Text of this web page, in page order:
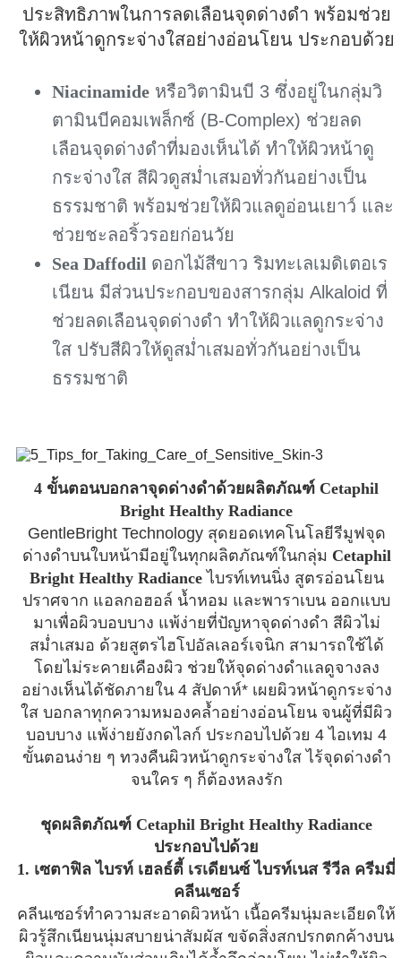
ประสิทธิภาพในการลดเลือนจุดด่างดำ พร้อมช่วย
ให้ผิวหน้าดูกระจ่างใสอย่างอ่อนโยน ประกอบด้วย
Niacinamide หรือวิตามินบี 3 ซึ่งอยู่ในกลุ่มวิ
ตามินบีคอมเพล็กซ์ (B-Complex) ช่วยลด
เลือนจุดด่างดำที่มองเห็นได้ ทำให้ผิวหน้าดู
กระจ่างใส สีผิวดูสม่ำเสมอทั่วกันอย่างเป็น
ธรรมชาติ พร้อมช่วยให้ผิวแลดูอ่อนเยาว์ และ
ช่วยชะลอริ้วรอยก่อนวัย
Sea Daffodil ดอกไม้สีขาว ริมทะเลเมดิเตอเร
เนียน มีส่วนประกอบของสารกลุ่ม Alkaloid ที่
ช่วยลดเลือนจุดด่างดำ ทำให้ผิวแลดูกระจ่าง
ใส ปรับสีผิวให้ดูสม่ำเสมอทั่วกันอย่างเป็น
ธรรมชาติ
4 ขั้นตอนบอกลาจุดด่างดำด้วยผลิตภัณฑ์ Cetaphil
Bright Healthy Radiance
GentleBright Technology สุดยอดเทคโนโลยีรีมูฟจุด
ด่างดำบนใบหน้ามีอยู่ในทุกผลิตภัณฑ์ในกลุ่ม Cetaphil
Bright Healthy Radianceไบรท์เทนนิ่ง สูตรอ่อนโยน
ปราศจาก แอลกอฮอล์ น้ำหอม และพาราเบน ออกแบบ
มาเพื่อผิวบอบบาง แพ้ง่ายที่ปัญหาจุดด่างดำ สีผิวไม่
สม่ำเสมอ ด้วยสูตรไฮโปอัลเลอร์เจนิก สามารถใช้ได้
โดยไม่ระคายเคืองผิว ช่วยให้จุดด่างดำแลดูจางลง
อย่างเห็นได้ชัดภายใน 4 สัปดาห์* เผยผิวหน้าดูกระจ่าง
ใส บอกลาทุกความหมองคล้ำอย่างอ่อนโยน จนผู้ที่มีผิว
บอบบาง แพ้ง่ายยังกดไลก์ ประกอบไปด้วย 4 ไอเทม 4
ขั้นตอนง่าย ๆ ทวงคืนผิวหน้าดูกระจ่างใส ไร้จุดด่างดำ
จนใคร ๆ ก็ต้องหลงรัก
ชุดผลิตภัณฑ์ Cetaphil Bright Healthy Radiance
ประกอบไปด้วย
1. เซตาฟิล ไบรท์ เฮลธ์ตี้ เรเดียนซ์ ไบรท์เนส รีวีล ครีมมี่
คลีนเซอร์
คลีนเซอร์ทำความสะอาดผิวหน้า เนื้อครีมนุ่มละเอียดให้
ผิวรู้สึกเนียนนุ่มสบายน่าสัมผัส ขจัดสิ่งสกปรกตกค้างบน